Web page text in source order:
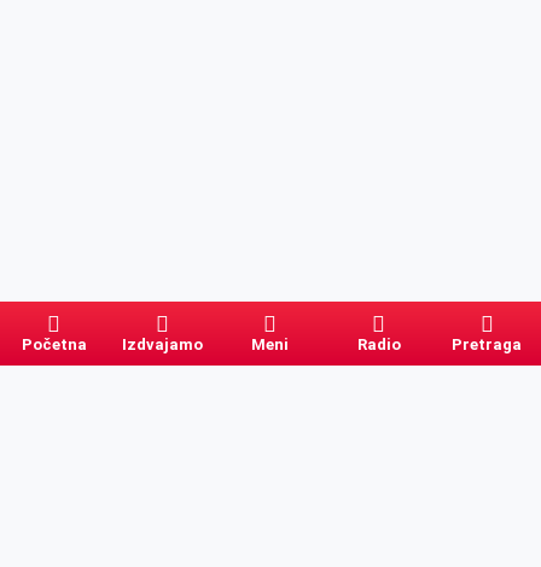
Početna Izdvajamo Meni Radio Pretraga